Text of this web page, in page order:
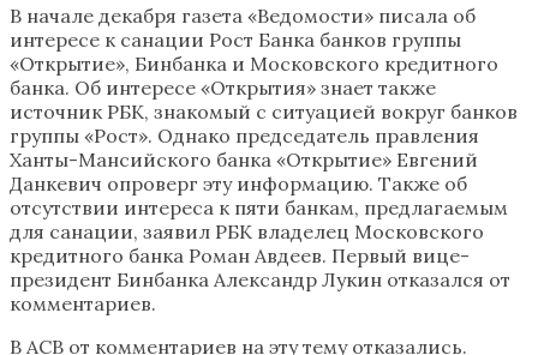
В начале декабря газета «Ведомости» писала об
интересе к санации Рост Банка банков группы
«Открытие», Бинбанка и Московского кредитного
банка. Об интересе «Открытия» знает также
источник РБК, знакомый с ситуацией вокруг банков
группы «Рост». Однако председатель правления
Ханты-Мансийского банка «Открытие» Евгений
Данкевич опроверг эту информацию. Также об
отсутствии интереса к пяти банкам, предлагаемым
для санации, заявил РБК владелец Московского
кредитного банка Роман Авдеев. Первый вице-
президент Бинбанка Александр Лукин отказался от
комментариев.
В АСВ от комментариев на эту тему отказались.